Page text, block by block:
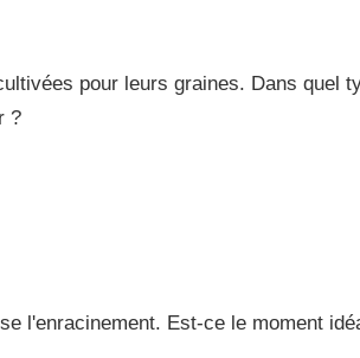
pour leurs graines. Dans quel
?
l'enracinement. Est-ce le moment